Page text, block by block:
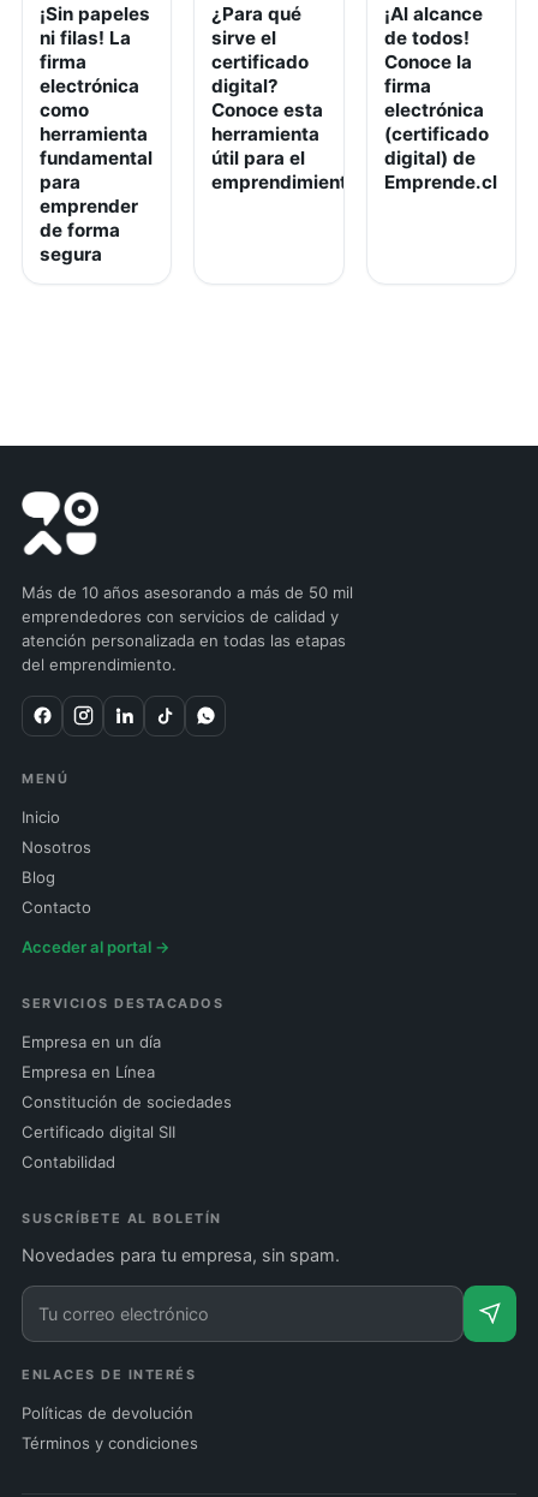
¡Sin papeles
ni filas! La
firma
electrónica
como
herramienta
fundamental
para
emprender
de forma
segura
¿Para qué
sirve el
certificado
digital?
Conoce esta
herramienta
útil para el
emprendimiento
¡Al alcance
de todos!
Conoce la
firma
electrónica
(certificado
digital) de
Emprende.cl
Más de 10 años asesorando a más de 50 mil
emprendedores con servicios de calidad y
atención personalizada en todas las etapas
del emprendimiento.
MENÚ
Inicio
Nosotros
Blog
Contacto
Acceder al portal →
SERVICIOS DESTACADOS
Empresa en un día
Empresa en Línea
Constitución de sociedades
Certificado digital SII
Contabilidad
SUSCRÍBETE AL BOLETÍN
Novedades para tu empresa, sin spam.
ENLACES DE INTERÉS
Políticas de devolución
Términos y condiciones